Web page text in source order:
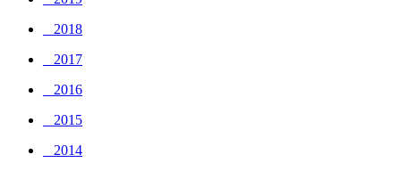
_ 2018
_ 2017
_ 2016
_ 2015
_ 2014